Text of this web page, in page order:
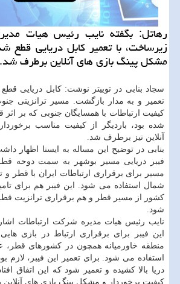
رهاتل: بگفته نایب رئیس هیات
زیرساخت، با تعمیر كابل دریایی قطع
مشكل پینگ بازی های آنلاین برطرف شد.
سجاد بنابی در توییتر نوشت: کابل دریایی
تعمیر و به مدار بازگشت. مسیر ترانزیتی
کیفیت ارتباطات با همسایگان جنوبی که بر اثر
شده بود، باردیگر از کیفیت مناسب
آنلاین نیز برطرف شد.
بنابی در توضیح این مساله به ایسنا اظهار
فیبر دریایی مسیر بوشهر به سمت دوحه
مسیر برای برقراری ارتباطات ایران با قطر و
شمال استفاده می شود. این فیبر هم برای
کشور از مسیر قطر و هم برقراری ترانزیت قطر
شود.
نایب رئیس هیات مدیره شرکت ارتباطات
این فیبر برای برقراری ارتباط در بازی
منطقه خاورمیانه همچون در کشورهای قطر،
استفاده می شود. برای تعمیر این فیبر، لازم
دریا بالا کشیده و تعمیر شود که این اتفاق
کیفیت برخوردار و مشکل پینگ بازی های